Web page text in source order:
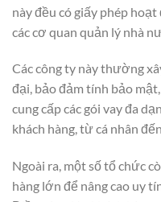
này đều có giấy phép hoạt
các cơ quan quản lý nhà
Các công ty này thường
đại, bảo đảm tính bảo
cung cấp các gói vay đa
khách hàng, từ cá nhân
Ngoài ra, một số tổ chức
hàng lớn để nâng cao uy